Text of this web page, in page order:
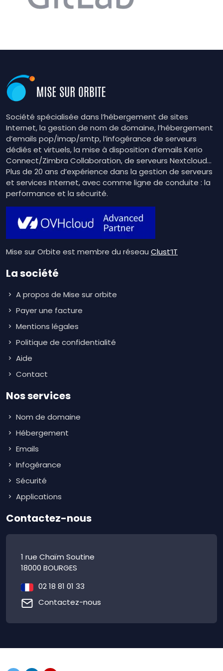
Société spécialisée dans l’hébergement de sites
Internet, la gestion de nom de domaine, l’hébergement
d’emails pop/imap/smtp, l’infogérance de serveurs
dédiés et virtuels, la mise à disposition d’emails Kerio
Connect/Zimbra Collaboration, de serveurs Nextcloud…
Plus de 20 ans d’expérience dans la gestion de serveurs
et services Internet, avec comme ligne de conduite : la
performance et la sécurité.
Mise sur Orbite est membre du réseau Clust’IT
La société
A propos de Mise sur orbite
Payer une facture
Mentions légales
Politique de confidentialité
Aide
Contact
Nos services
Nom de domaine
Hébergement
Emails
Infogérance
Sécurité
Applications
Contactez-nous
1 rue Chaïm Soutine
18000 BOURGES
02 18 81 01 33
Contactez-nous